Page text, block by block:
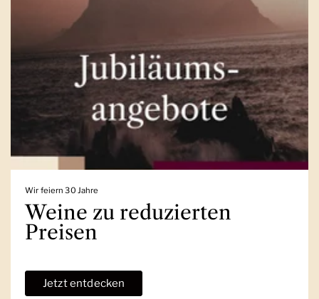
Wir feiern 30 Jahre
Weine zu reduzierten
Preisen
Jetzt entdecken